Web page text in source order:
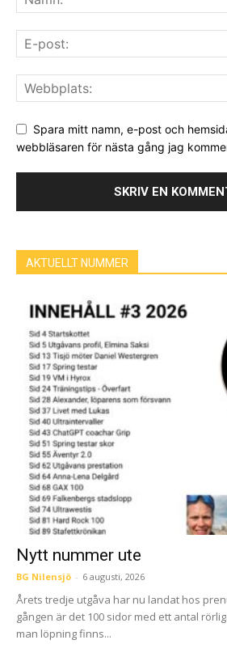
Spara mitt namn, e-post och
webbläsaren för nästa gång jag
AKTUELLT NUMMER
Nytt nummer ute
BG Nilensjö - 6 augusti, 2026
Årets tredje utgåva har nu landat hos
gången är det 100 sidor med ett antal
man löpning finns...